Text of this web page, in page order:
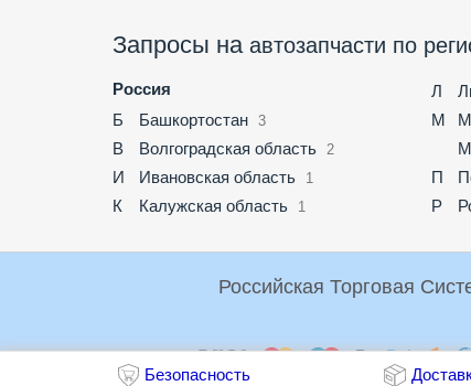
Запросы на автозапчасти по
Россия
Б
Башкортостан 3
В Волгоградская область 2
И Ивановская область 1
К Калужская область 1
Л
М
П
Р
Безопасность
Оплата: